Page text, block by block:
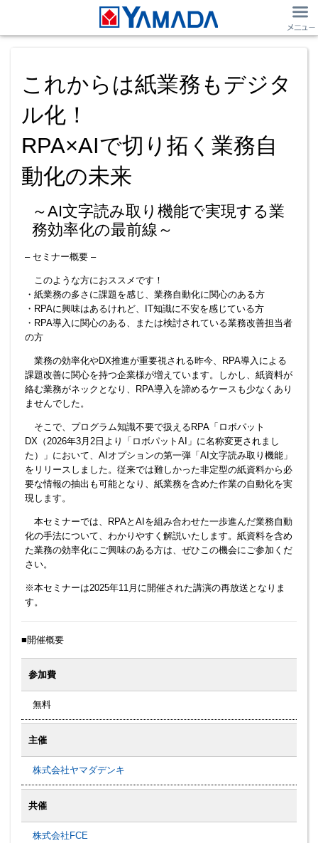
これからは紙業務もデジタ
ル化！
RPA×AIで切り拓く業務自
動化の未来
～AI文字読み取り機能で実現する業
務効率化の最前線～
– セミナー概要 –
このような方におススメです！
・紙業務の多さに課題を感じ、業務自動化に関心のある方
・RPAに興味はあるけれど、IT知識に不安を感じている方
・RPA導入に関心のある、または検討されている業務改善担当者
の方
業務の効率化やDX推進が重要視される昨今、RPA導入による
課題改善に関心を持つ企業様が増えています。しかし、紙資料が
絡む業務がネックとなり、RPA導入を諦めるケースも少なくあり
ませんでした。
そこで、プログラム知識不要で扱えるRPA「ロボパット
DX（2026年3月2日より「ロボパットAI」に名称変更されまし
た）」において、AIオプションの第一弾「AI文字読み取り機能」
をリリースしました。従来では難しかった非定型の紙資料から必
要な情報の抽出も可能となり、紙業務を含めた作業の自動化を実
現します。
本セミナーでは、RPAとAIを組み合わせた一歩進んだ業務自動
化の手法について、わかりやすく解説いたします。紙資料を含め
た業務の効率化にご興味のある方は、ぜひこの機会にご参加くだ
さい。
※本セミナーは2025年11月に開催された講演の再放送となりま
す。
■開催概要
参加費
無料
主催
株式会社ヤマダデンキ
共催
株式会社FCE